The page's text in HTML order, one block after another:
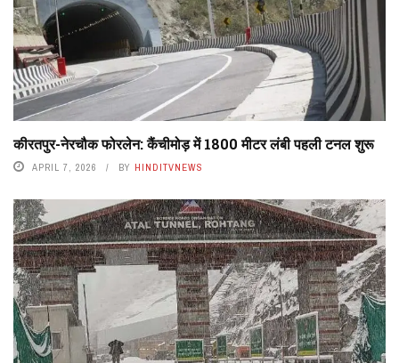
कीरतपुर-नेरचौक फोरलेन: कैंचीमोड़ में 1800 मीटर लंबी पहली टनल शुरू
APRIL 7, 2026 BY HINDITVNEWS